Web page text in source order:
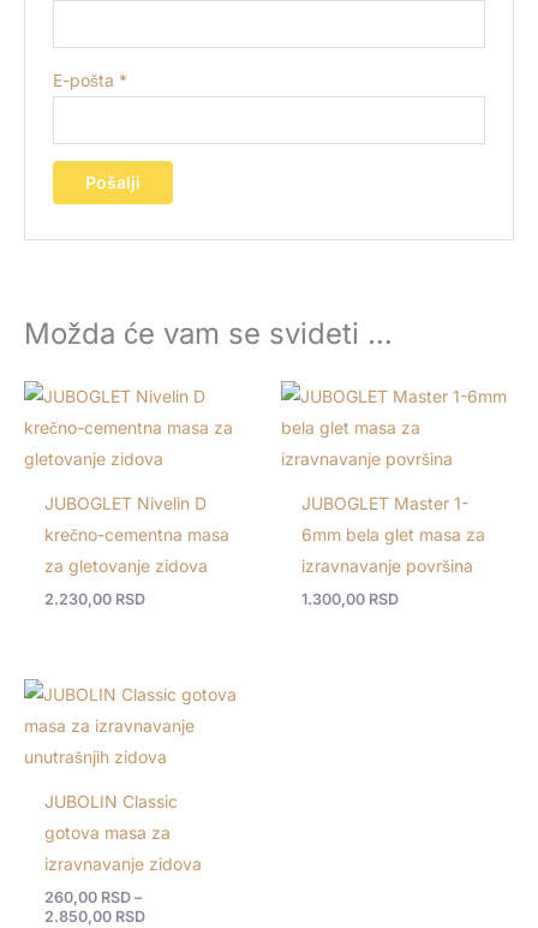
E-pošta *
Možda će vam se svideti …
JUBOGLET Nivelin D
krečno-cementna masa
za gletovanje zidova
2.230,00 RSD
JUBOGLET Master 1-
6mm bela glet masa za
izravnavanje površina
1.300,00 RSD
JUBOLIN Classic
gotova masa za
izravnavanje zidova
260,00 RSD –
2.850,00 RSD
Raspon
cena:
od
do